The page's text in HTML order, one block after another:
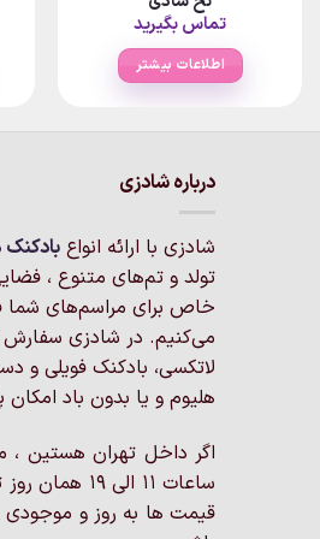
تماس بگیرید
اطلاعات بیشتر
درباره شادزی
شادزی با ارائه انواع
تولد و تم‌های متنوع ،
خاص برای مراسم‌های شما
می‌کنیم. در شادزی سفارش
لاتکسی، بادکنک فویلی و
هلیوم و یا بدون باد
اگر داخل تهران هستین ،
ساعات 11 الی
قیمت ها به روز و